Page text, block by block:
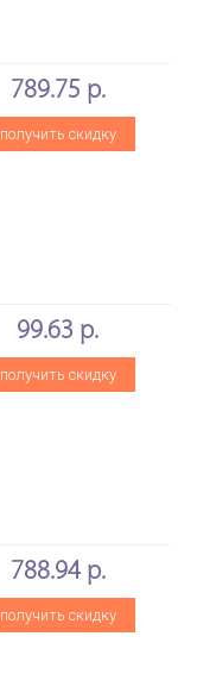
789.75 р.
получить скидку
99.63 р.
получить скидку
788.94 р.
получить скидку